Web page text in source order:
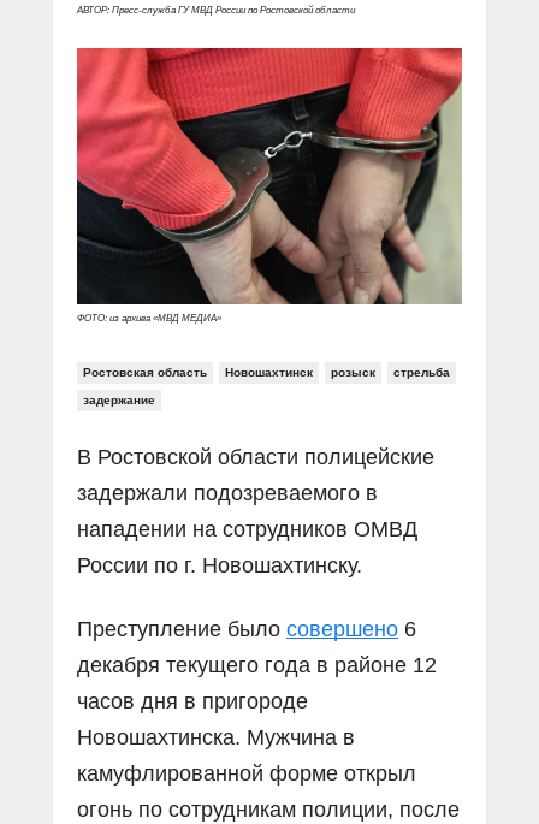
Социальные ролики
Документальные фильмы
Прямой разговор
Специальный репортаж
КиберПОСТОВОЙ
Журнал «Полиция России»
Контакты
Вакансии
АВТОР: Пресс-служба ГУ МВД России по Ростовской области
ФОТО: из архива «МВД МЕДИА»
Ростовская область Новошахтинск розыск стрельба
задержание
В Ростовской области полицейские
задержали подозреваемого в
нападении на сотрудников ОМВД
России по г. Новошахтинску.
Преступление было совершено 6
декабря текущего года в районе 12
часов дня в пригороде
Новошахтинска. Мужчина в
камуфлированной форме открыл
огонь по сотрудникам полиции, после